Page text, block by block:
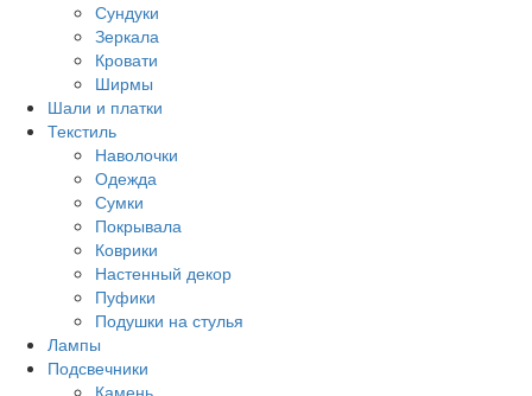
Сундуки
Зеркала
Кровати
Ширмы
Шали и платки
Текстиль
Наволочки
Одежда
Сумки
Покрывала
Коврики
Настенный декор
Пуфики
Подушки на стулья
Лампы
Подсвечники